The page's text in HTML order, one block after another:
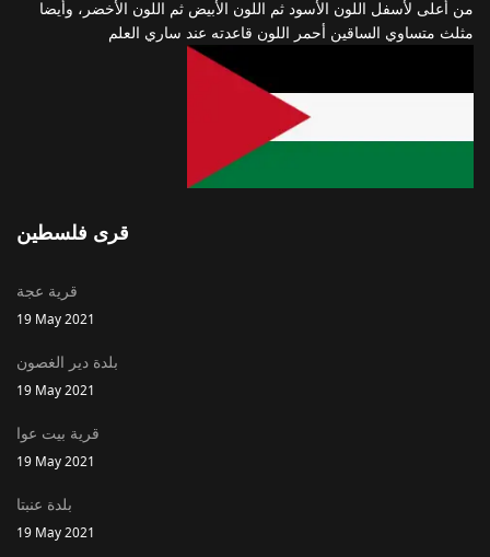
من أعلى لأسفل اللون الأسود ثم اللون الأبيض ثم اللون الأخضر، وأيضا
مثلث متساوي الساقين أحمر اللون قاعدته عند ساري العلم
قرى فلسطين
قرية عجة
19 May 2021
بلدة دير الغصون
19 May 2021
قرية بيت عوا
19 May 2021
بلدة عنبتا
19 May 2021